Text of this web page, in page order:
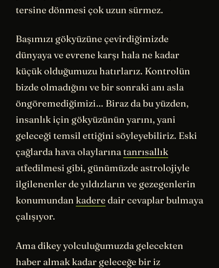
tersine dönmesi çok uzun sürmez.
Başımızı gökyüzüne çevirdiğimizde
dünyaya ve evrene karşı hala ne kadar
küçük olduğumuzu hatırlarız. Kontrolün
bizde olmadığını ve bir sonraki anı asla
öngöremediğimizi… Biraz da bu yüzden,
insanlık için gökyüzünün yarını, yani
geleceği temsil ettiğini söyleyebiliriz. Eski
çağlarda hava olaylarınatanrısallık
atfedilmesi gibi, günümüzde astrolojiyle
ilgilenenler de yıldızların ve gezegenlerin
konumundan kadere dair cevaplar bulmaya
çalışıyor.
Ama dikey yolculuğumuzda gelecekten
haber almak kadar geleceğe bir iz